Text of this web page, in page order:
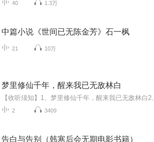
40 1.3万
中篇小说《世间已无陈金芳》石一枫
21 10万
梦里修仙千年，醒来我已无敌林白
2 3409
告白与告别（韩寒后会无期电影书籍）